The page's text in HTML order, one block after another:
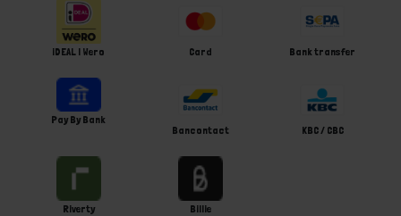
iDEAL | Wero Card Bank transfer
Pay By Bank
Bancontact
KBC / CBC
Riverty Billie